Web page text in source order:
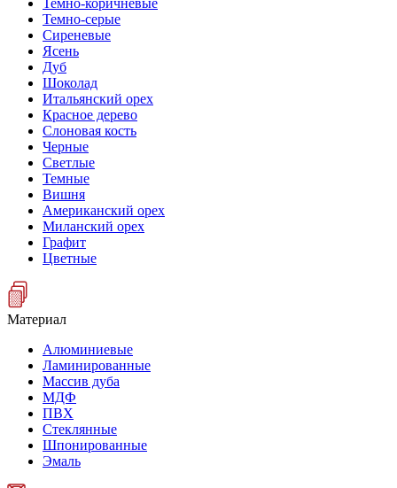
Темно-коричневые
Темно-серые
Сиреневые
Ясень
Дуб
Шоколад
Итальянский орех
Красное дерево
Слоновая кость
Черные
Светлые
Темные
Вишня
Американский орех
Миланский орех
Графит
Цветные
Материал
Алюминиевые
Ламинированные
Массив дуба
МДФ
ПВХ
Стеклянные
Шпонированные
Эмаль